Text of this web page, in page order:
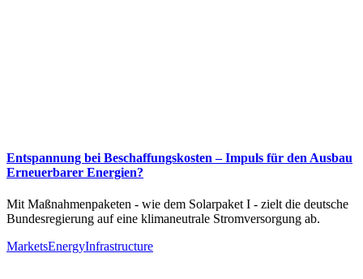
Entspannung bei Beschaffungskosten – Impuls für den Ausbau
Erneuerbarer Energien?
Mit Maßnahmenpaketen - wie dem Solarpaket I - zielt die deutsche
Bundesregierung auf eine klimaneutrale Stromversorgung ab.
MarketsEnergyInfrastructure